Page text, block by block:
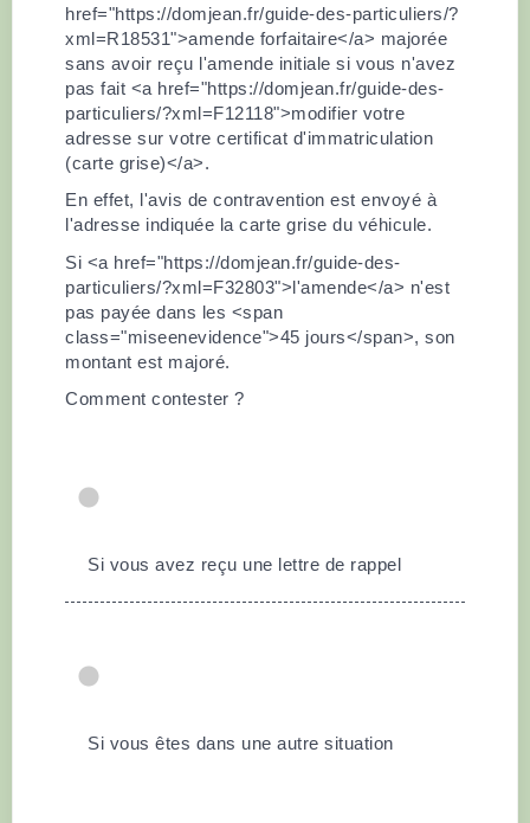
href="https://domjean.fr/guide-des-particuliers/?
xml=R18531">amende forfaitaire</a> majorée
sans avoir reçu l'amende initiale si vous n'avez
pas fait <a href="https://domjean.fr/guide-des-
particuliers/?xml=F12118">modifier votre
adresse sur votre certificat d'immatriculation
(carte grise)</a>.
En effet, l'avis de contravention est envoyé à
l'adresse indiquée la carte grise du véhicule.
Si <a href="https://domjean.fr/guide-des-
particuliers/?xml=F32803">l'amende</a> n'est
pas payée dans les <span
class="miseenevidence">45 jours</span>, son
montant est majoré.
Comment contester ?
Si vous avez reçu une lettre de rappel
Si vous êtes dans une autre situation